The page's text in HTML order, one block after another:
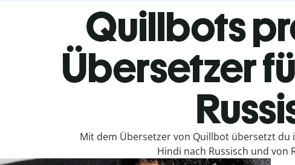
Quillbots
Übersetzer
Mit dem Übersetzer von Quillbot übersetzt du
Hindi nach Russisch und von